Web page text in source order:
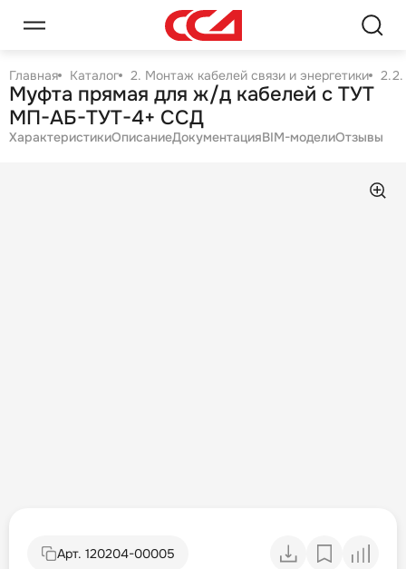
Главная Каталог 2. Монтаж кабелей связи и энергетики 2.2.
Муфта прямая для ж/д кабелей с ТУТ
МП-АБ-ТУТ-4+ ССД
ХарактеристикиОписаниеДокументацияBIM-моделиОтзывы
Арт. 120204-00005